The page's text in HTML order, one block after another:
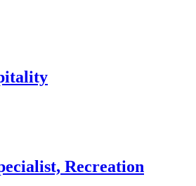
Recreation